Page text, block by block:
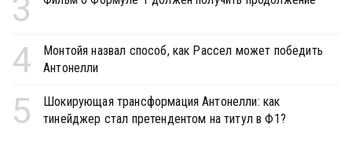
3
4
Монтойя назвал способ, как Рассел может победить
Антонелли
5
Шокирующая трансформация Антонелли: как
тинейджер стал претендентом на титул в Ф1?